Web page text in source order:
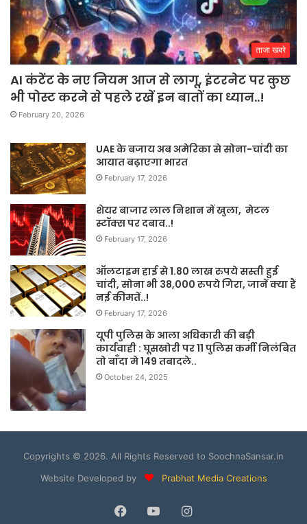
ताजा खबरे
AI कंटेंट के नए नियम आज से लागू, इंटरनेट पर कुछ
भी पोस्ट करने से पहले रखें इन बातों का ध्यान..!
February 20, 2026
UAE के बजाय अब अमेरिका से सोना-चांदी का
आयात बढ़ाएगा भारत
February 17, 2026
शेयर बाजार लाल निशान में खुला, मेटल
स्टॉक्स पर दबाव..!
February 17, 2026
ऑलटाइम हाई से 1.80 लाख रुपये सस्ती हुई
चांदी, सोना भी 38,000 रुपये गिरा, जानें क्या हैं
नई कीमतें..!
February 17, 2026
यूपी पुलिस के आला अधिकारी की बड़ी
कार्यवाही : घूसखोरी पर 11 पुलिस कर्मी निलंबित
तो बाँदा मे 149 तबादले..
October 24, 2025
Copyrights © 2026. All Rights Reserved to SoochnaSansar.in
Website Developed by
Prabhat Media Creations
Facebook
YouTubeInstagram